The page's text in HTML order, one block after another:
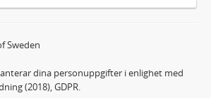
Sweden
dina personuppgifter i enlighet med
(2018), GDPR.